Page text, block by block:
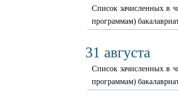
Список зачисленных в
программам)
31 августа
Список зачисленных в
программам)